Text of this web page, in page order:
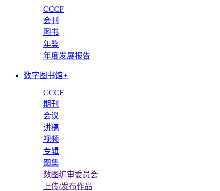
CCCF
会刊
图书
年鉴
年度发展报告
数字图书馆+
CCCF
期刊
会议
讲稿
视频
专辑
图集
数图编审委员会
上传/发布作品